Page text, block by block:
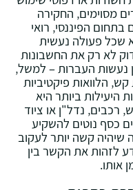
מסוימים‚ החקירה
הפיננסי‚ רואי
שכל פעולה נעשית
לא רק את החשבונות
העברות – למשל‚
הלוואות פיקטיביות
ביותר היא
רכבים‚ נדל"ן או ציוד
כסף נוטים להשקיע
שיהיה קשה יותר לעקוב
לזהות את הקשר בין
אותו.